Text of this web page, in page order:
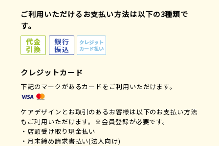
ご利用いただけるお支払い方法は以下の3種類で
す。
クレジットカード
下記のマークがあるカードをご利用いただけます。
ケアデザインとお取引のあるお客様は以下のお支払い方法
もご利用いただけます。※会員登録が必要です。
・店頭受け取り現金払い
・月末締め請求書払い(法人向け)